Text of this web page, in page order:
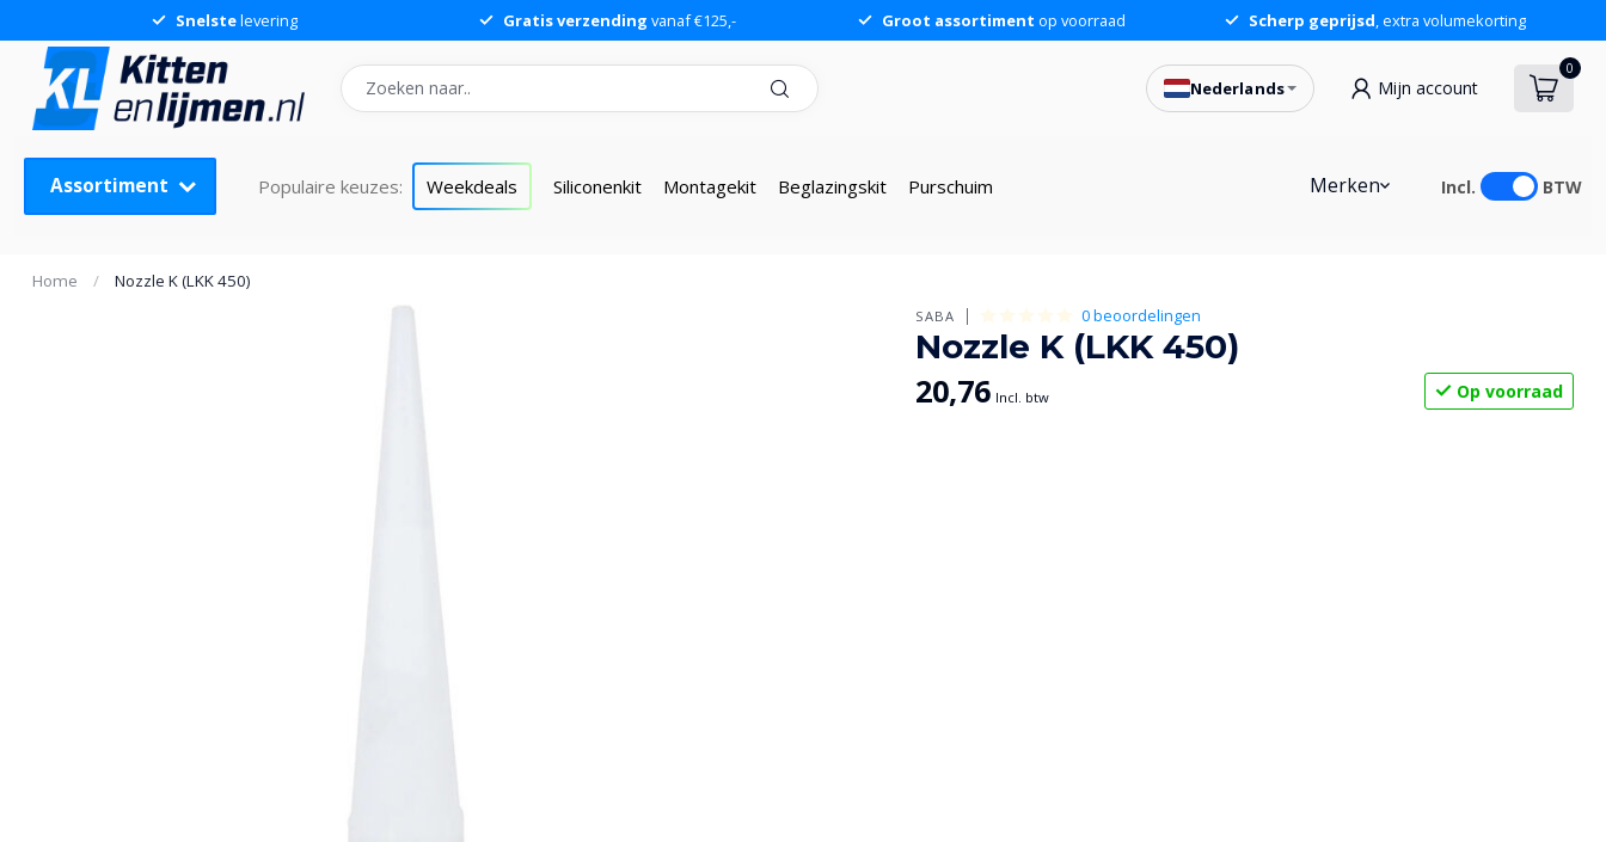
Snelstelevering Gratis verzending vanaf €125,- Groot assortiment op voorraad Scherp geprijsd, extra volumekorting
Nederlands Mijn account
0
Assortiment Populaire keuzes: Weekdeals Siliconenkit Montagekit Beglazingskit Purschuim Merken Incl. BTW
Home / Nozzle K (LKK 450)
Nozzle K (LKK 450) 20,76 In winkelwagen
SABA 0 beoordelingen
Nozzle K (LKK 450)
20,76 Incl. btw Op voorraad